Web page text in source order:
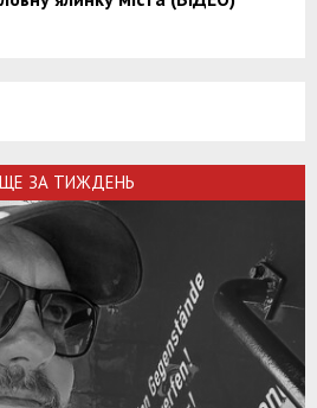
ЗА ТИЖДЕНЬ